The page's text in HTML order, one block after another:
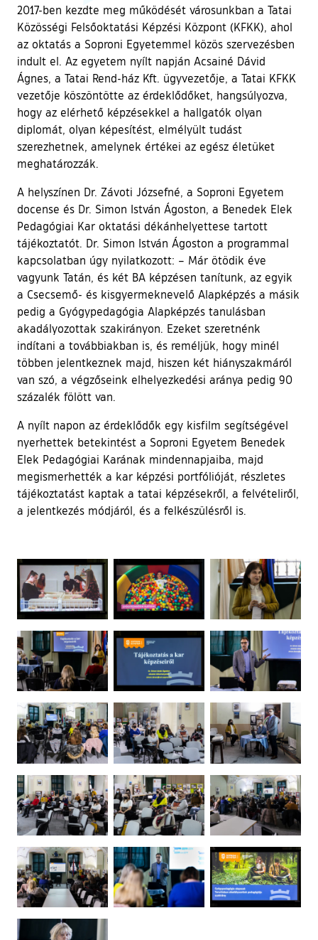
2017-ben kezdte meg működését városunkban a Tatai
Közösségi Felsőoktatási Képzési Központ (KFKK), ahol
az oktatás a Soproni Egyetemmel közös szervezésben
indult el. Az egyetem nyílt napján Acsainé Dávid
Ágnes, a Tatai Rend-ház Kft. ügyvezetője, a Tatai KFKK
vezetője köszöntötte az érdeklődőket, hangsúlyozva,
hogy az elérhető képzésekkel a hallgatók olyan
diplomát, olyan képesítést, elmélyült tudást
szerezhetnek, amelynek értékei az egész életüket
meghatározzák.
A helyszínen Dr. Závoti Józsefné, a Soproni Egyetem
docense és Dr. Simon István Ágoston, a Benedek Elek
Pedagógiai Kar oktatási dékánhelyettese tartott
tájékoztatót. Dr. Simon István Ágoston a programmal
kapcsolatban úgy nyilatkozott: – Már ötödik éve
vagyunk Tatán, és két BA képzésen tanítunk, az egyik
a Csecsemő- és kisgyermeknevelő Alapképzés a másik
pedig a Gyógypedagógia Alapképzés tanulásban
akadályozottak szakirányon. Ezeket szeretnénk
indítani a továbbiakban is, és reméljük, hogy minél
többen jelentkeznek majd, hiszen két hiányszakmáról
van szó, a végzőseink elhelyezkedési aránya pedig 90
százalék fölött van.
A nyílt napon az érdeklődők egy kisfilm segítségével
nyerhettek betekintést a Soproni Egyetem Benedek
Elek Pedagógiai Karának mindennapjaiba, majd
megismerhették a kar képzési portfólióját, részletes
tájékoztatást kaptak a tatai képzésekről, a felvételiről,
a jelentkezés módjáról, és a felkészülésről is.
Ugrás a galéria utánra